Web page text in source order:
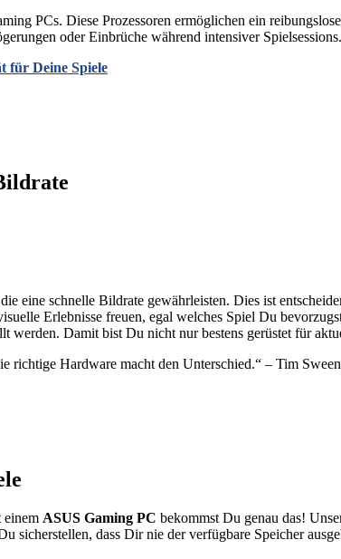
PCs. Diese Prozessoren ermöglichen ein
oder Einbrüche während intensiver Spielsessions.
für Deine Spiele
eine schnelle Bildrate gewährleisten. Dies ist
Erlebnisse freuen, egal welches Spiel Du
werden. Damit bist Du nicht nur bestens gerüstet für
richtige Hardware macht den Unterschied.“ – Tim
einem ASUS Gaming PC bekommst Du genau das!
sicherstellen, dass Dir nie der verfügbare Speicher